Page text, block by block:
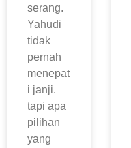
serang.
Yahudi
tidak
pernah
menepat
i janji.
tapi apa
pilihan
yang